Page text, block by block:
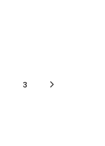
3